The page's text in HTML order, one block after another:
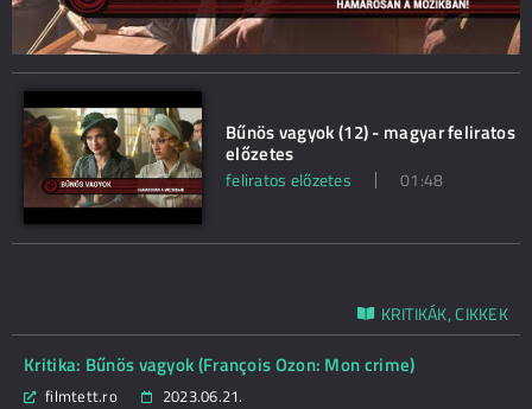
Bűnös vagyok (12) - magyar feliratos
előzetes
feliratos előzetes 01:48
KRITIKÁK, CIKKEK
Kritika: Bűnös vagyok (François Ozon: Mon crime)
filmtett.ro
2023.06.21.